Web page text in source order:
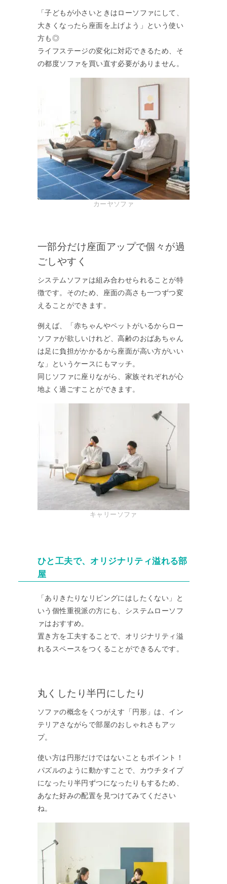
「子どもが小さいときはローソファにして、
大きくなったら座面を上げよう」という使い
方も◎
ライフステージの変化に対応できるため、そ
の都度ソファを買い直す必要がありません。
カーヤソファ
一部分だけ座面アップで個々が過
ごしやすく
システムソファは組み合わせられることが特
徴です。そのため、座面の高さも一つずつ変
えることができます。
例えば、「赤ちゃんやペットがいるからロー
ソファが欲しいけれど、高齢のおばあちゃん
は足に負担がかかるから座面が高い方がいい
な」というケースにもマッチ。
同じソファに座りながら、家族それぞれが心
地よく過ごすことができます。
キャリーソファ
ひと工夫で、オリジナリティ溢れる部
屋
「ありきたりなリビングにはしたくない」と
いう個性重視派の方にも、システムローソフ
ァはおすすめ。
置き方を工夫することで、オリジナリティ溢
れるスペースをつくることができるんです。
丸くしたり半円にしたり
ソファの概念をくつがえす「円形」は、イン
テリアさながらで部屋のおしゃれさもアッ
プ。
使い方は円形だけではないこともポイント！
パズルのように動かすことで、カウチタイプ
になったり半円ずつになったりもするため、
あなた好みの配置を見つけてみてください
ね。